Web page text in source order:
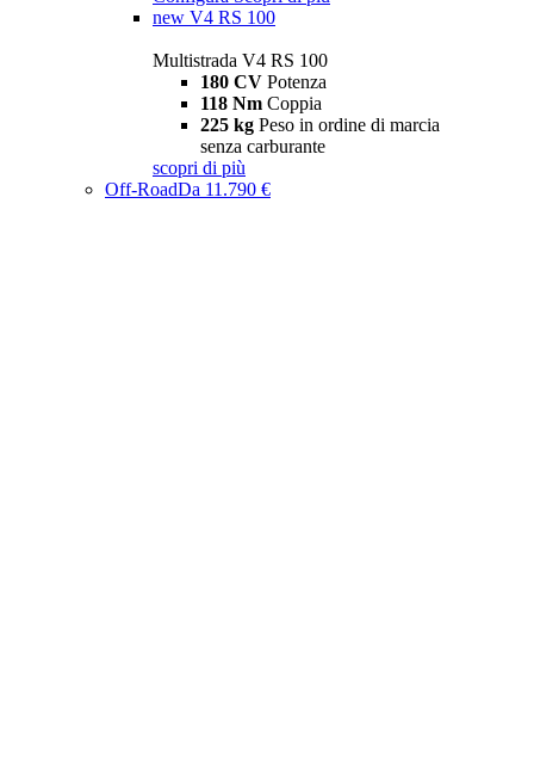
new V4 RS 100
Multistrada V4 RS 100
180 CV Potenza
118 Nm Coppia
225 kg Peso in ordine di marcia
senza carburante
scopri di più
Off-RoadDa 11.790 €